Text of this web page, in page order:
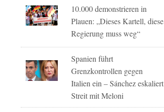
10.000 demonstrieren in
Plauen: „Dieses Kartell, diese
Regierung muss weg“
Spanien führt
Grenzkontrollen gegen
Italien ein – Sánchez eskaliert
Streit mit Meloni